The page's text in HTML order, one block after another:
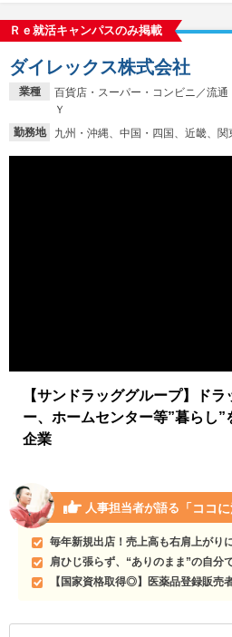
Ｒｅ就活キャンパスのみ掲載
業種
百貨店・スーパー・コンビニ／流通
Ｙ
勤務地
九州・沖縄、中国・四国、近畿、
ダイレックス株式会社
【サンドラッググループ】ド
ー、ホームセンター等”暮らし”
企業
人事担当者が語る 「ココ
毎年新規出店！売上高も右肩上がり
肩ひじ張らず、“ありのまま”の自分
【国家資格取得◎】医薬品登録販売